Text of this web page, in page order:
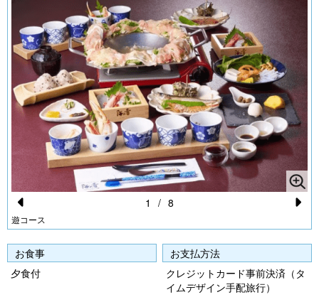
Pr
e
vi
o
遊コース
e
xt
1 / 8
お食事
夕食付
お支払方法
クレジットカード事前決済（タ
イムデザイン手配旅行）